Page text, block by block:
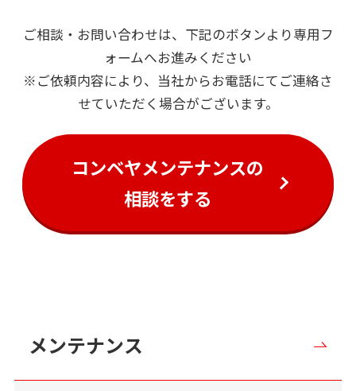
ご相談・お問い合わせは、下記のボタンより専用フ
ォームへお進みください
※ご依頼内容により、当社からお電話にてご連絡さ
せていただく場合がございます。
コンベヤメンテナンスの
相談をする
メンテナンス